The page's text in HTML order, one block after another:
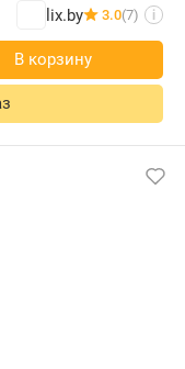
lix.by 3.0(7) i
В корзину